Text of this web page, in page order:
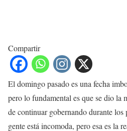
Compartir
El domingo pasado es una fecha
pero lo fundamental es que se dio la
de continuar gobernando durante
gente está incomoda, pero esa es la